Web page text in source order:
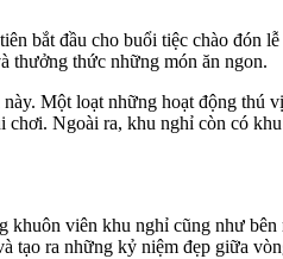
bắt đầu cho buổi tiệc chào đón
thưởng thức những món ăn ngon.
Một loạt những hoạt động thú
Ngoài ra, khu nghỉ còn có
viên khu nghỉ cũng như
tạo ra những kỷ niệm đẹp giữa